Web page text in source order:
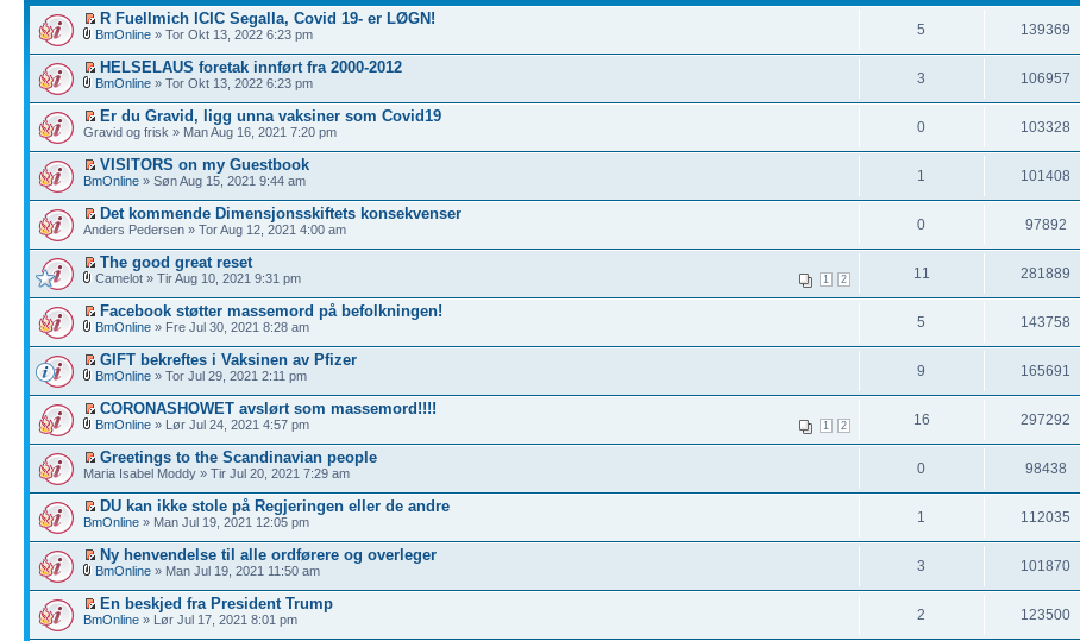
R Fuellmich ICIC Segalla, Covid 19- er LØGN!
BmOnline » Tor Okt 13, 2022 6:23 pm 5 139369
HELSELAUS foretak innført fra 2000-2012
BmOnline » Tor Okt 13, 2022 6:23 pm 3 106957
Er du Gravid, ligg unna vaksiner som Covid19
Gravid og frisk » Man Aug 16, 2021 7:20 pm 0 103328
VISITORS on my Guestbook
BmOnline » Søn Aug 15, 2021 9:44 am 1 101408
Det kommende Dimensjonsskiftets konsekvenser
Anders Pedersen » Tor Aug 12, 2021 4:00 am 0 97892
The good great reset
1 2
Camelot » Tir Aug 10, 2021 9:31 pm 11 281889
Facebook støtter massemord på befolkningen!
BmOnline » Fre Jul 30, 2021 8:28 am 5 143758
GIFT bekreftes i Vaksinen av Pfizer
BmOnline » Tor Jul 29, 2021 2:11 pm 9 165691
CORONASHOWET avslørt som massemord!!!!
1 2
BmOnline » Lør Jul 24, 2021 4:57 pm 16 297292
Greetings to the Scandinavian people
Maria Isabel Moddy » Tir Jul 20, 2021 7:29 am 0 98438
DU kan ikke stole på Regjeringen eller de andre
BmOnline » Man Jul 19, 2021 12:05 pm 1 112035
Ny henvendelse til alle ordførere og overleger
BmOnline » Man Jul 19, 2021 11:50 am 3 101870
En beskjed fra President Trump
BmOnline » Lør Jul 17, 2021 8:01 pm 2 123500